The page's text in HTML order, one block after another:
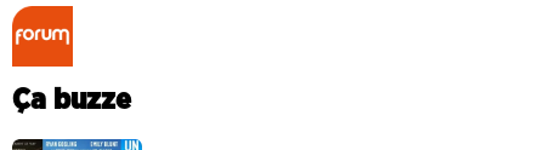
Ça buzze